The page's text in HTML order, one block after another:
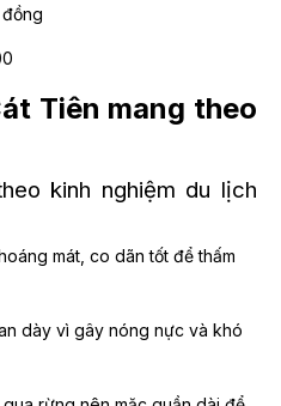
Tiên mang theo
kinh nghiệm du lịch
mát, co dãn tốt để thấm
dày vì gây nóng nực và khó